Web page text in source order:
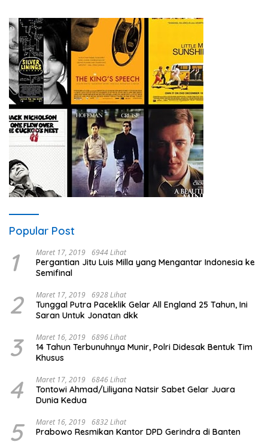
Popular Post
1 Maret 17, 2019 6944 Lihat
Pergantian Jitu Luis Milla yang Mengantar Indonesia ke
Semifinal
2 Maret 17, 2019 6928 Lihat
Tunggal Putra Paceklik Gelar All England 25 Tahun, Ini
Saran Untuk Jonatan dkk
3 Maret 16, 2019 6896 Lihat
14 Tahun Terbunuhnya Munir, Polri Didesak Bentuk Tim
Khusus
4 Maret 17, 2019 6846 Lihat
Tontowi Ahmad/Liliyana Natsir Sabet Gelar Juara
Dunia Kedua
5 Maret 16, 2019 6832 Lihat
Prabowo Resmikan Kantor DPD Gerindra di Banten